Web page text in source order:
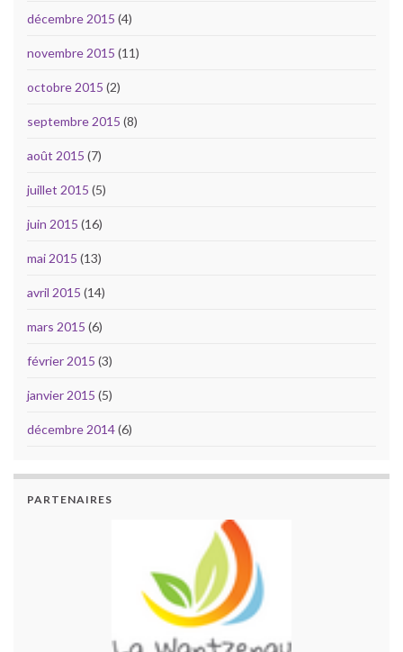
décembre 2015 (4)
novembre 2015 (11)
octobre 2015 (2)
septembre 2015 (8)
août 2015 (7)
juillet 2015 (5)
juin 2015 (16)
mai 2015 (13)
avril 2015 (14)
mars 2015 (6)
février 2015 (3)
janvier 2015 (5)
décembre 2014(6)
PARTENAIRES